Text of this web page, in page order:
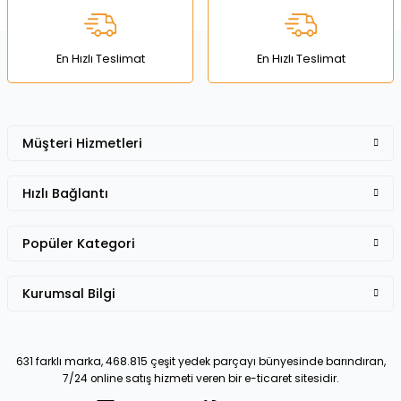
Ürün fiyatı diğer sitelerden daha pahalı.
Bu ürüne benzer farklı alternatifler olmalı.
En Hızlı Teslimat En Hızlı Teslimat
631 farklı marka, 468.815 çeşit yedek parçayı bünyesinde barındıran,
7/24 online satış hizmeti veren bir e-ticaret sitesidir.
Müşteri Hizmetleri
Hızlı Bağlantı
Popüler Kategori
Kurumsal Bilgi